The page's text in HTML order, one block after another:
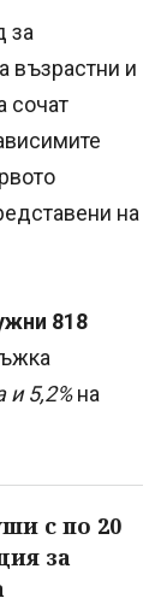
за
възрастни и
сочат
на
818
и 5,2%на
с по 20
за